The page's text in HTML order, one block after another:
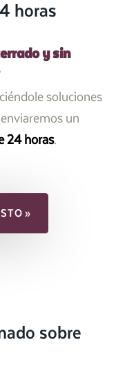
horas
y sin
soluciones
un
24 horas.
»
sobre